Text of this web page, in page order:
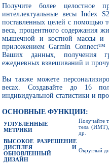
Получите более целостное
интеллектуальные весы Index
поставленных целей с помощью
веса, процентного содержания
мышечной и костной массы и
приложением Garmin Connect™
Ваших данных, получения
ежедневных взвешиваний и
Вы также можете
весах. Создавайте до 16
индивидуальной статистики и
ОСНОВНЫЕ ФУНКЦИИ:
УГЛУБЛЕННЫЕ
МЕТРИКИ
Получайте
тела
др.
ВЫСОКОЕ РАЗРЕШЕНИЕ
ДИСПЛЕЯ И
ОБНОВЛЕННЫЙ
ДИЗАЙН
Округлый